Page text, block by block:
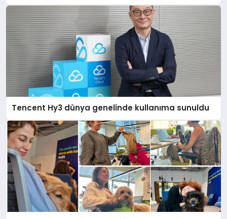
Tencent Hy3 dünya genelinde kullanıma sunuldu